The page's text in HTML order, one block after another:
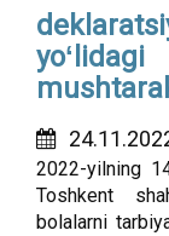
2022-yilning
Toshkent
bolalarni